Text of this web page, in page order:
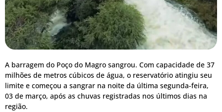
A barragem do Poço do Magro sangrou. Com capacidade de 37
milhões de metros cúbicos de água, o reservatório atingiu seu
limite e começou a sangrar na noite da última segunda-feira,
03 de março, após as chuvas registradas nos últimos dias na
região.